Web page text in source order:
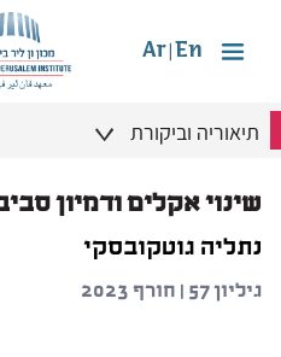
En
Ar
תיאוריה וביקורת
שינוי אקלים ודמיון
נתליה גוטקובסקי
גיליון 57 | חורף 2023